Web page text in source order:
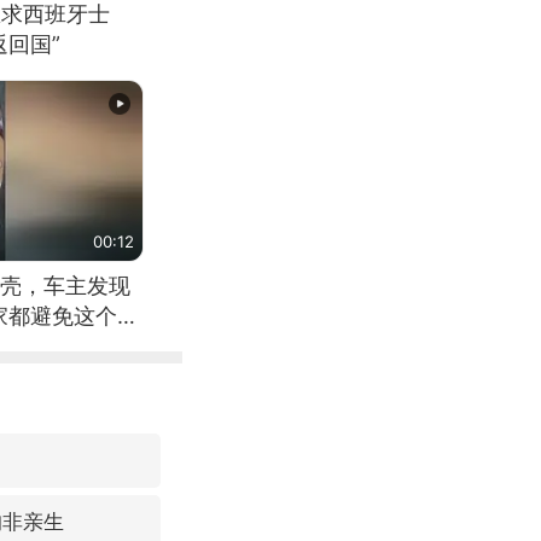
西班牙士
国”
00:12
，车主发现
避免这个危
亲生